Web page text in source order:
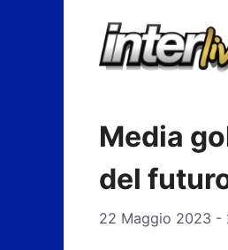
Media
del
22 Maggio 2023 -